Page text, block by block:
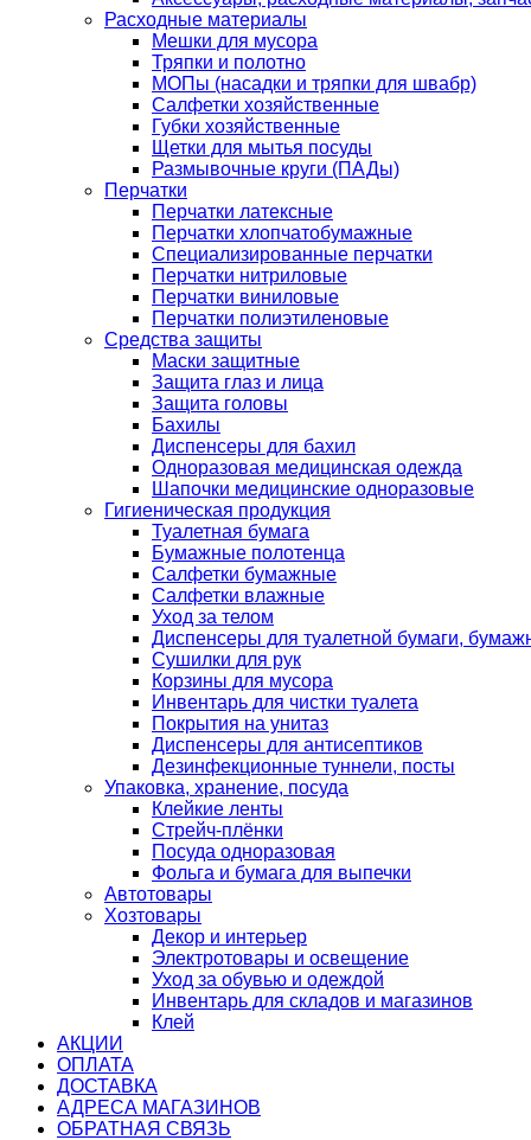
Расходные материалы
Мешки для мусора
Тряпки и полотно
МОПы (насадки и тряпки для швабр)
Салфетки хозяйственные
Губки хозяйственные
Щетки для мытья посуды
Размывочные круги (ПАДы)
Перчатки
Перчатки латексные
Перчатки хлопчатобумажные
Специализированные перчатки
Перчатки нитриловые
Перчатки виниловые
Перчатки полиэтиленовые
Средства защиты
Маски защитные
Защита глаз и лица
Защита головы
Бахилы
Диспенсеры для бахил
Одноразовая медицинская одежда
Шапочки медицинские одноразовые
Гигиеническая продукция
Туалетная бумага
Бумажные полотенца
Салфетки бумажные
Салфетки влажные
Уход за телом
Диспенсеры для туалетной бумаги,
Сушилки для рук
Корзины для мусора
Инвентарь для чистки туалета
Покрытия на унитаз
Диспенсеры для антисептиков
Дезинфекционные туннели, посты
Упаковка, хранение, посуда
Клейкие ленты
Стрейч-плёнки
Посуда одноразовая
Фольга и бумага для выпечки
Автотовары
Хозтовары
Декор и интерьер
Электротовары и освещение
Уход за обувью и одеждой
Инвентарь для складов и магазинов
Клей
АКЦИИ
ОПЛАТА
ДОСТАВКА
АДРЕСА МАГАЗИНОВ
ОБРАТНАЯ СВЯЗЬ